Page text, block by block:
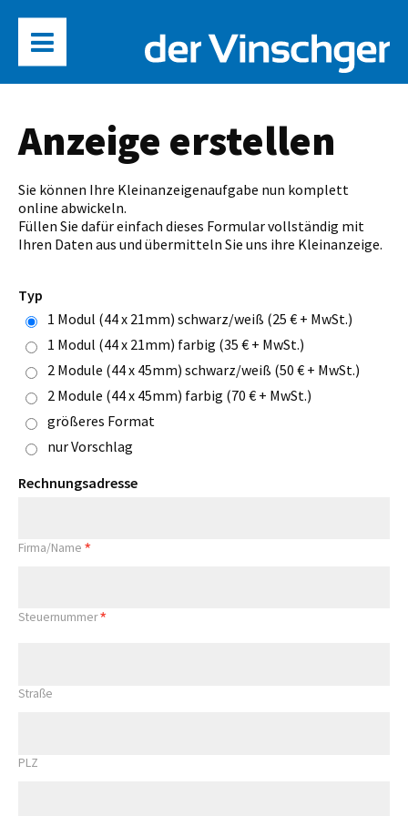
Anzeige erstellen
Sie können Ihre Kleinanzeigenaufgabe nun komplett
online abwickeln.
Füllen Sie dafür einfach dieses Formular vollständig mit
Ihren Daten aus und übermitteln Sie uns ihre Kleinanzeige.
Typ
1 Modul (44 x 21mm) schwarz/weiß (25 € + MwSt.)
1 Modul (44 x 21mm) farbig (35 € + MwSt.)
2 Module (44 x 45mm) schwarz/weiß (50 € + MwSt.)
2 Module (44 x 45mm) farbig (70 € + MwSt.)
größeres Format
nur Vorschlag
Rechnungsadresse
Firma/Name *
Steuernummer*
Straße
PLZ